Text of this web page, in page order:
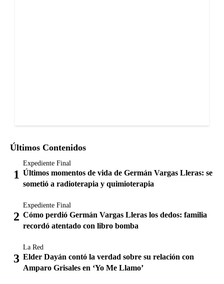
Últimos Contenidos
Expediente Final
Últimos momentos de vida de Germán Vargas Lleras: se
sometió a radioterapia y quimioterapia
Expediente Final
Cómo perdió Germán Vargas Lleras los dedos: familia
recordó atentado con libro bomba
La Red
Elder Dayán contó la verdad sobre su relación con
Amparo Grisales en ‘Yo Me Llamo’